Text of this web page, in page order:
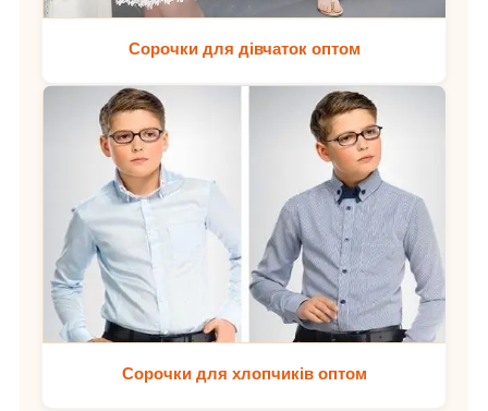
Сорочки для дівчаток оптом
Сорочки для хлопчиків оптом